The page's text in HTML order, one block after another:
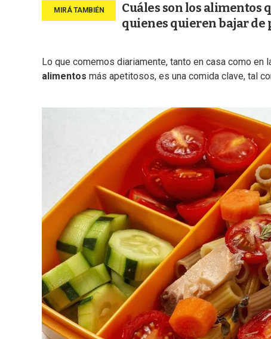
Cuáles son los alimentos
quienes quieren bajar de
Lo que comemos diariamente, tanto en casa como
alimentos más apetitosos, es una comida clave, tal